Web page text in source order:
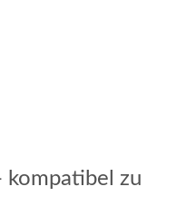
kompatibel zu